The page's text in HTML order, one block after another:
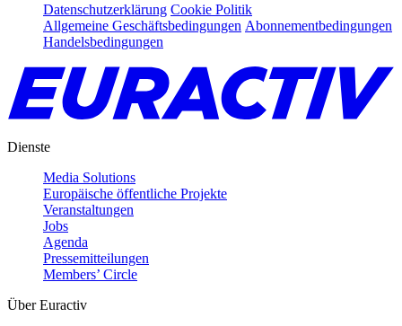
Datenschutzerklärung Cookie Politik
Allgemeine Geschäftsbedingungen Abonnementbedingungen
Handelsbedingungen
Dienste
Media Solutions
Europäische öffentliche Projekte
Veranstaltungen
Jobs
Agenda
Pressemitteilungen
Members’ Circle
Über Euractiv